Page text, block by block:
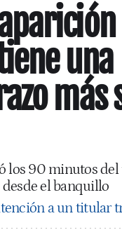
una
más
los 90 minutos
el banquillo
a un titular